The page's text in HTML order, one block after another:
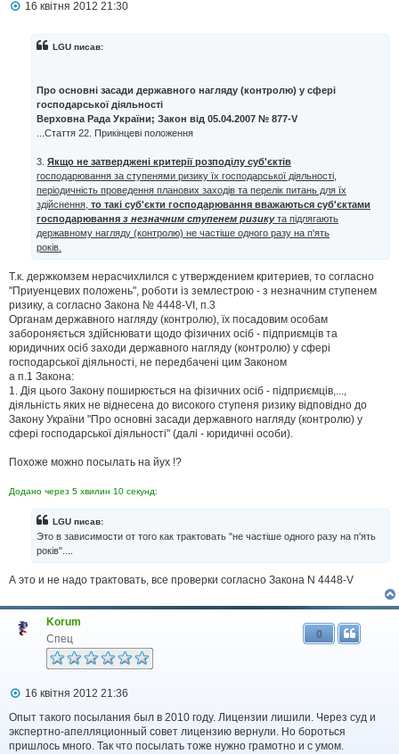
П16 квітня 2012 21:30
LGU писав:
Про основні засади державного нагляду (контролю) у сфері
господарської діяльності
Верховна Рада України; Закон від 05.04.2007 № 877-V
...Стаття 22. Прикінцеві положення
3. Якщо не затверджені критерії розподілу суб'єктів
господарювання за ступенями ризику їх господарської діяльності,
періодичність проведення планових заходів та перелік питань для їх
здійснення, то такі суб'єкти господарювання вважаються суб'єктами
господарювання з незначним ступенем ризикута підлягають
державному нагляду (контролю) не частіше одного разу на п'ять
років.
Т.к. держкомзем нерасчихлился с утверждением критериев, то согласно
"Приуенцевих положень", роботи із землестрою - з незначним ступенем
ризику, а согласно Закона № 4448-VI, п.3
Органам державного нагляду (контролю), їх посадовим особам
забороняється здійснювати щодо фізичних осіб - підприємців та
юридичних осіб заходи державного нагляду (контролю) у сфері
господарської діяльності, не передбачені цим Законом
а п.1 Закона:
1. Дія цього Закону поширюється на фізичних осіб - підприємців,...,
діяльність яких не віднесена до високого ступеня ризику відповідно до
Закону України "Про основні засади державного нагляду (контролю) у
сфері господарської діяльності" (далі - юридичні особи).
Похоже можно посылать на йух !?
Додано через 5 хвилин 10 секунд:
LGU писав:
Это в зависимости от того как трактовать "не частіше одного разу на п'ять
років"....
А это и не надо трактовать, все проверки согласно Закона N 4448-V
Korum
Спец
0
П
в
і
д
16 квітня 2012 21:36
Опыт такого посылания был в 2010 году. Лицензии лишили. Через суд и
экспертно-апелляционный совет лицензию вернули. Но бороться
пришлось много. Так что посылать тоже нужно грамотно и с умом.